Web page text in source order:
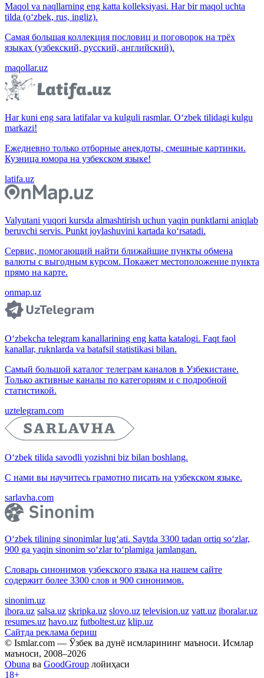
Maqol va naqllarning eng katta kolleksiyasi. Har bir maqol uchta
tilda (o‘zbek, rus, ingliz).
Самая большая коллекция пословиц и поговорок на трёх
языках (узбекский, русский, английский).
maqollar.uz
Har kuni eng sara latifalar va kulguli rasmlar. O‘zbek tilidagi kulgu
markazi!
Ежедневно только отборные анекдоты, смешные картинки.
Кузница юмора на узбекском языке!
latifa.uz
Valyutani yuqori kursda almashtirish uchun yaqin punktlarni aniqlab
beruvchi servis. Punkt joylashuvini kartada ko‘rsatadi.
Сервис, помогающий найти ближайшие пункты обмена
валюты с выгодным курсом. Покажет местоположение пункта
прямо на карте.
onmap.uz
O‘zbekcha telegram kanallarining eng katta katalogi. Faqt faol
kanallar, ruknlarda va batafsil statistikasi bilan.
Самый большой каталог телеграм каналов в Узбекистане.
Только активные каналы по категориям и с подробной
статистикой.
uztelegram.com
O‘zbek tilida savodli yozishni biz bilan boshlang.
С нами вы научитесь грамотно писать на узбекском языке.
sarlavha.com
O‘zbek tilining sinonimlar lug‘ati. Saytda 3300 tadan ortiq so‘zlar,
900 ga yaqin sinonim so‘zlar to‘plamiga jamlangan.
Словарь синонимов узбекского языка на нашем сайте
содержит более 3300 слов и 900 синонимов.
sinonim.uz
ibora.uz salsa.uz skripka.uz slovo.uz television.uz vatt.uz iboralar.uz
resumes.uz havo.uz futboltest.uz klip.uz
Сайтда реклама бериш
© Ismlar.com — Ўзбек ва дунё исмларининг маъноси. Исмлар
маъноси, 2008–2026
Obuna ва GoodGroup лойиҳаси
18+